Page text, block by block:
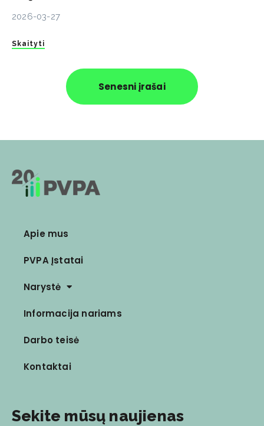
2026-03-27
Skaityti
Senesni įrašai
Apie mus
PVPA Įstatai
Narystė
Informacija nariams
Darbo teisė
Kontaktai
Sekite mūsų naujienas